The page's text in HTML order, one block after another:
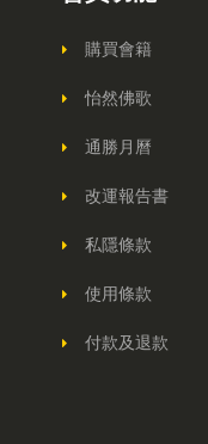
購買會籍
怡然佛歌
通勝月曆
改運報告書
私隱條款
使用條款
付款及退款